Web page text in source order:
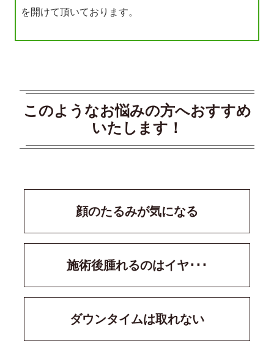
を開けて頂いております。
このようなお悩みの方へおすすめ
いたします！
​顔のたるみが気になる
施術後腫れるのはイヤ･･･
ダウンタイムは取れない